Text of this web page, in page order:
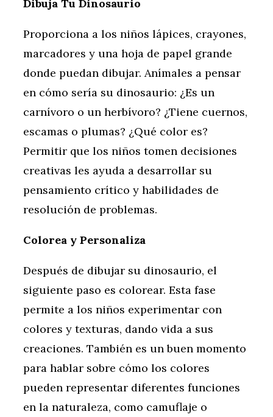
Dibuja Tu Dinosaurio
Proporciona a los niños lápices, crayones,
marcadores y una hoja de papel grande
donde puedan dibujar. Anímales a pensar
en cómo sería su dinosaurio: ¿Es un
carnívoro o un herbívoro? ¿Tiene cuernos,
escamas o plumas? ¿Qué color es?
Permitir que los niños tomen decisiones
creativas les ayuda a desarrollar su
pensamiento crítico y habilidades de
resolución de problemas.
Colorea y Personaliza
Después de dibujar su dinosaurio, el
siguiente paso es colorear. Esta fase
permite a los niños experimentar con
colores y texturas, dando vida a sus
creaciones. También es un buen momento
para hablar sobre cómo los colores
pueden representar diferentes funciones
en la naturaleza, como camuflaje o